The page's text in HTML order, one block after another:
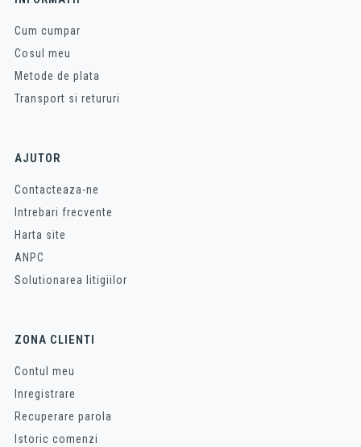
Cum cumpar
Cosul meu
Metode de plata
Transport si retururi
AJUTOR
Contacteaza-ne
Intrebari frecvente
Harta site
ANPC
Solutionarea litigiilor
ZONA CLIENTI
Contul meu
Inregistrare
Recuperare parola
Istoric comenzi